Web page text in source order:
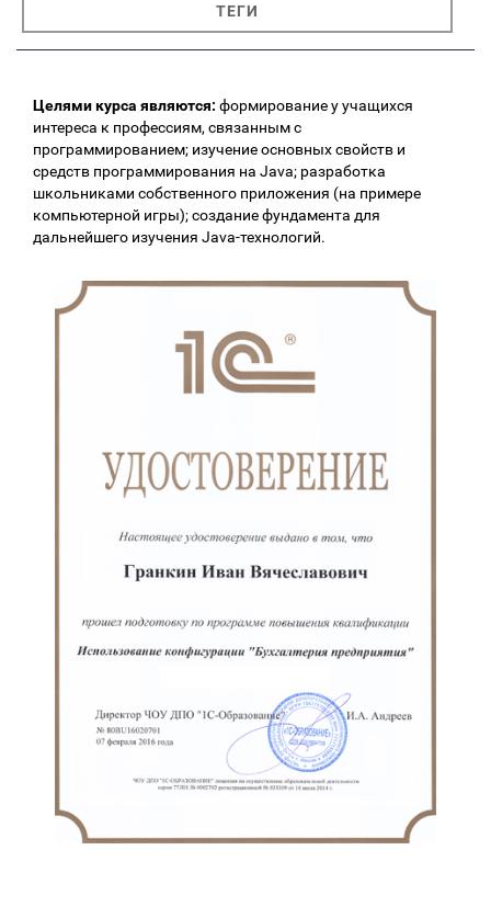
ТЕГИ
Целями курса являются: формирование у учащихся
интереса к профессиям, связанным с
программированием; изучение основных свойств и
средств программирования на Java; разработка
школьниками собственного приложения (на примере
компьютерной игры); создание фундамента для
дальнейшего изучения Java-технологий.